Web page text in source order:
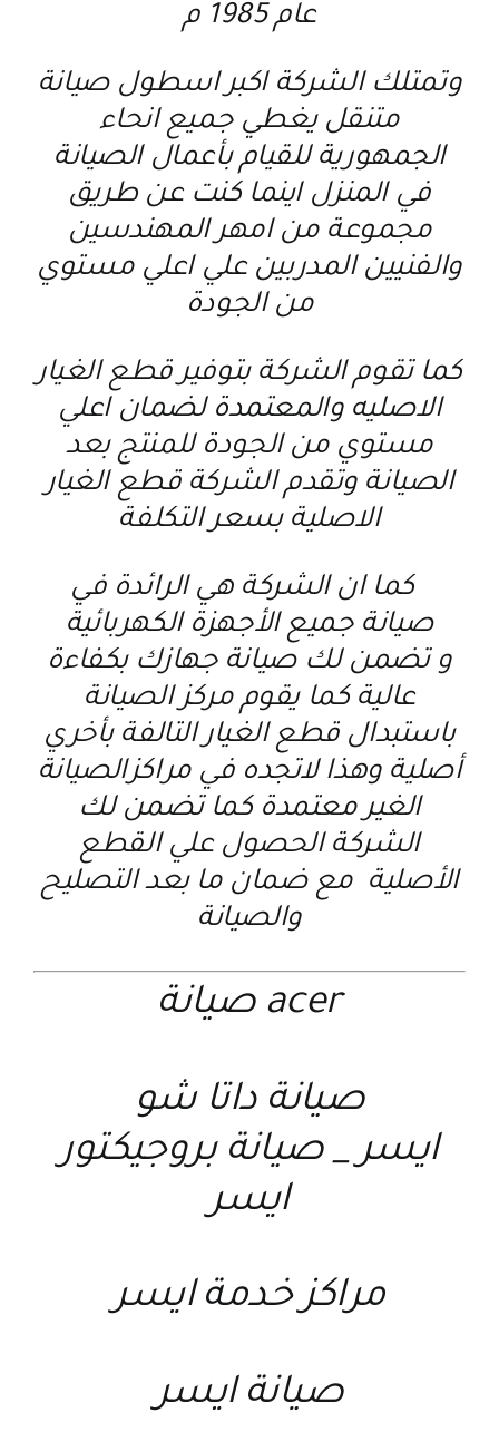
عام 1985 م
وتمتلك الشركة اكبر اسطول صيانة
متنقل يغطي جميع انحاء
الجمهورية للقيام بأعمال الصيانة
في المنزل اينما كنت عن طريق
مجموعة من امهر المهندسين
والفنيين المدربين علي اعلي مستوي
من الجودة
كما تقوم الشركة بتوفير قطع الغيار
الاصليه والمعتمدة لضمان اعلي
مستوي من الجودة للمنتج بعد
الصيانة وتقدم الشركة قطع الغيار
الاصلية بسعر التكلفة
كما ان الشركة هي الرائدة في
صيانة جميع الأجهزة الكهربائية
و تضمن لك صيانة جهازك بكفاءة
عالية كما يقوم مركز الصيانة
باستبدال قطع الغيار التالفة بأخري
أصلية وهذا لاتجده في مراكزالصيانة
الغير معتمدة كما تضمن لك
الشركة الحصول علي القطع
الأصلية مع ضمان ما بعد التصليح
والصيانة
acer صيانة
صيانة داتا شو
ايسر_صيانة بروجيكتور
ايسر
مراكز خدمة ايسر
صيانة ايسر